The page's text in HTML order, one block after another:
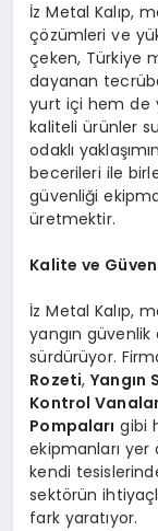
İz Metal Kalıp,
çözümleri ve
çeken, Türkiye
dayanan
yurt içi hem de
kaliteli ürünler
odaklı
becerileri ile
güvenliği
üretmektir.
Kalite ve
İz Metal Kalıp,
yangın
sürdürüyor.
Rozeti,Yangın
Kontrol
Pompaları gibi
ekipmanları
kendi
sektörün
fark yaratıyor.